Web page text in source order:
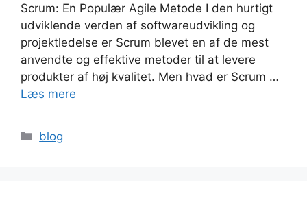
Scrum: En Populær Agile Metode I den hurtigt
udviklende verden af softwareudvikling og
projektledelse er Scrum blevet en af de mest
anvendte og effektive metoder til at levere
produkter af høj kvalitet. Men hvad er Scrum …
Læs mere
Kategorier
blog